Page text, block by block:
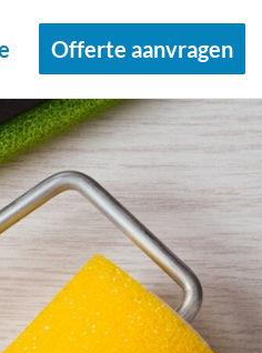
Offerte aanvragen